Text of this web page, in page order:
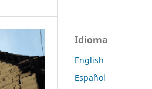
Idioma
English
Español